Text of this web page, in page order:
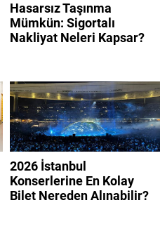
Hasarsız Taşınma
Mümkün: Sigortalı
Nakliyat Neleri Kapsar?
2026 İstanbul
Konserlerine En Kolay
Bilet Nereden Alınabilir?